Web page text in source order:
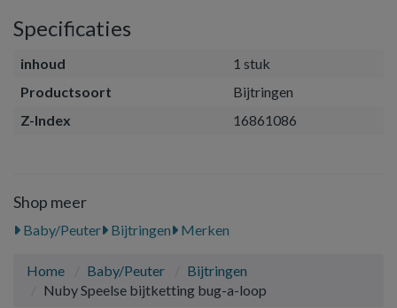
Specificaties
inhoud
1 stuk
Productsoort
Bijtringen
Z-Index
16861086
Shop meer
Baby/Peuter Bijtringen Merken
Home Baby/Peuter
Bijtringen
Nuby Speelse bijtketting bug-a-loop